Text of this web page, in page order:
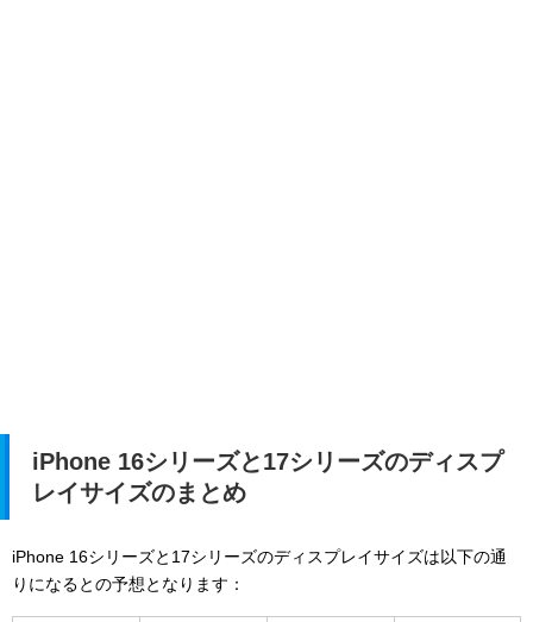
iPhone 16シリーズと17シリーズのディスプ
レイサイズのまとめ
iPhone 16シリーズと17シリーズのディスプレイサイズは以下の通
りになるとの予想となります：